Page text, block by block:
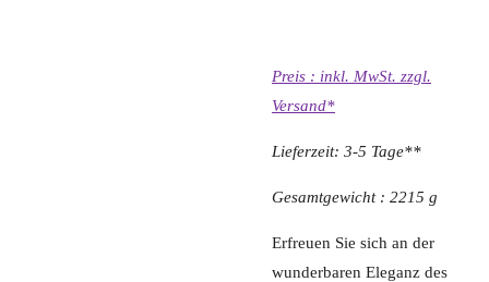
Preis : inkl. MwSt. zzgl.
Versand*
Lieferzeit: 3-5 Tage**
Gesamtgewicht : 2215 g
Erfreuen Sie sich an der
wunderbaren Eleganz des